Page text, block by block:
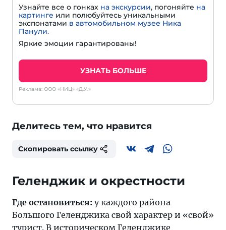
Узнайте все о гонках на экскурсии, погоняйте на
картинге или полюбуйтесь уникальными
экспонатами в автомобильном музее Ника
Панули.
Яркие эмоции гарантированы!
УЗНАТЬ БОЛЬШЕ
Реклама: ООО «НИЦ» «Д.У.»
Делитесь тем, что нравится
Скопировать ссылку
Где остановиться: у каждого района
Большого Геленджика свой характер и «свой»
турист. В историческом Геленджике